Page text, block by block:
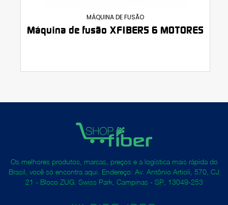
MÁQUINA DE FUSÃO
Máquina de fusão XFIBERS 6 MOTORES
Os melhores produtos, marcas, preços e a logística mais rápida do
Brasil, você só encontra aqui. Endereço: Av. Antônio Artioli, 570, CJ
21 - Bloco ZUG. Swiss Park, Campinas - SP, 13049-253